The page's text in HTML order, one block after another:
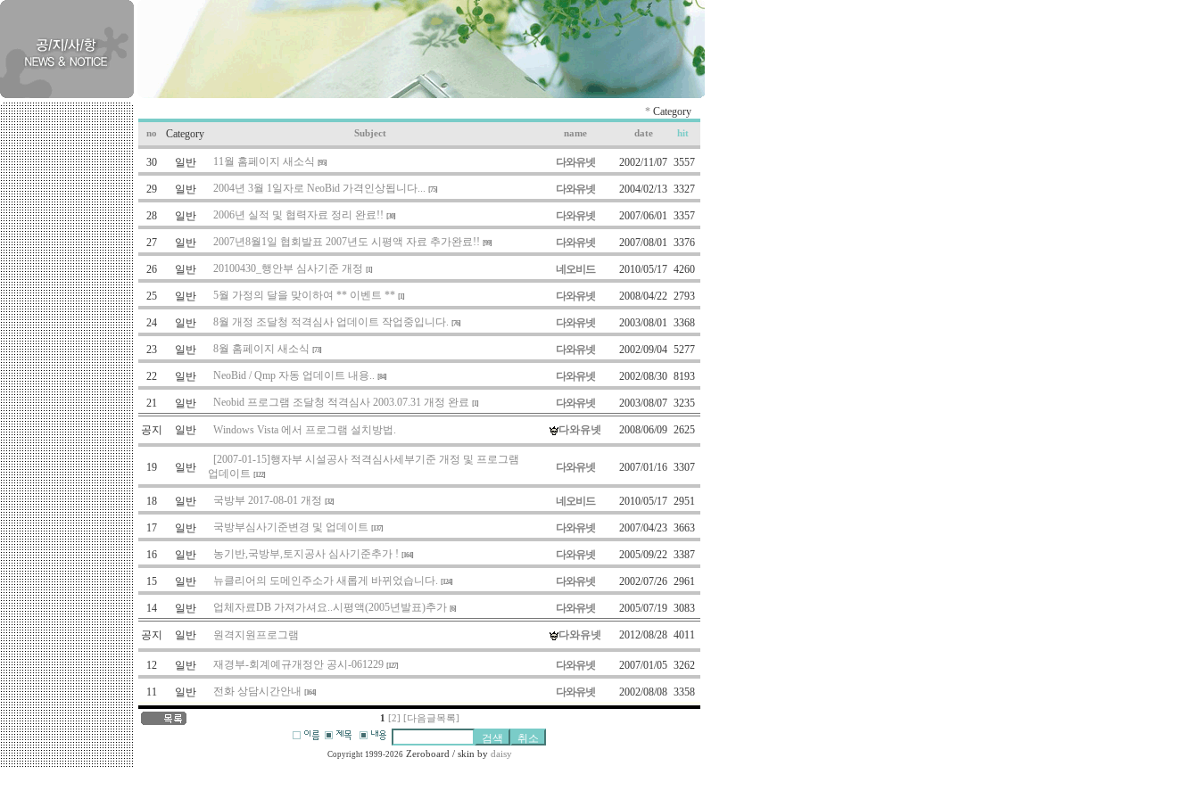
* Category
no Category Subject name date hit
30 일반 11월 홈페이지 새소식 [95] 다와유넷 2002/11/07 3557
29 일반 2004년 3월 1일자로 NeoBid 가격인상됩니다... [75] 다와유넷 2004/02/13 3327
28 일반 2006년 실적 및 협력자료 정리 완료!! [30] 다와유넷 2007/06/01 3357
27 일반 2007년8월1일 협회발표 2007년도 시평액 자료 추가완료!! [99] 다와유넷 2007/08/01 3376
26 일반 20100430_행안부 심사기준 개정 [1] 네오비드 2010/05/17 4260
25 일반 5월 가정의 달을 맞이하여 ** 이벤트 ** [1] 다와유넷 2008/04/22 2793
24 일반 8월 개정 조달청 적격심사 업데이트 작업중입니다. [76] 다와유넷 2003/08/01 3368
23 일반 8월 홈페이지 새소식 [73] 다와유넷 2002/09/04 5277
22 일반 NeoBid / Qmp 자동 업데이트 내용.. [84] 다와유넷 2002/08/30 8193
21 일반 Neobid 프로그램 조달청 적격심사 2003.07.31 개정 완료 [1] 다와유넷 2003/08/07 3235
공지 일반 Windows Vista 에서 프로그램 설치방법. 다와유넷 2008/06/09 2625
19 일반
[2007-01-15]행자부 시설공사 적격심사세부기준 개정 및 프로그램
업데이트 [122]
다와유넷 2007/01/16 3307
18 일반 국방부 2017-08-01 개정 [32] 네오비드 2010/05/17 2951
17 일반 국방부심사기준변경 및 업데이트 [137] 다와유넷 2007/04/23 3663
16 일반 농기반,국방부,토지공사 심사기준추가 ! [164] 다와유넷 2005/09/22 3387
15 일반 뉴클리어의 도메인주소가 새롭게 바뀌었습니다. [124] 다와유넷 2002/07/26 2961
14 일반 업체자료DB 가져가셔요..시평액(2005년발표)추가 [6] 다와유넷 2005/07/19 3083
공지 일반 원격지원프로그램 다와유넷 2012/08/28 4011
12 일반 재경부-회계예규개정안 공시-061229 [127] 다와유넷 2007/01/05 3262
11 일반 전화 상담시간안내 [164] 다와유넷 2002/08/08 3358
1 [2] [다음글목록]
Copyright 1999-2026 Zeroboard / skin by daisy